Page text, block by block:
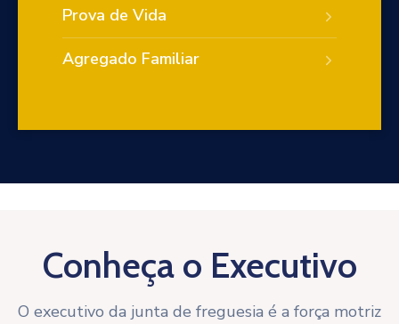
Prova de Vida
Agregado Familiar
Conheça o Executivo
O executivo da junta de freguesia é a força motriz